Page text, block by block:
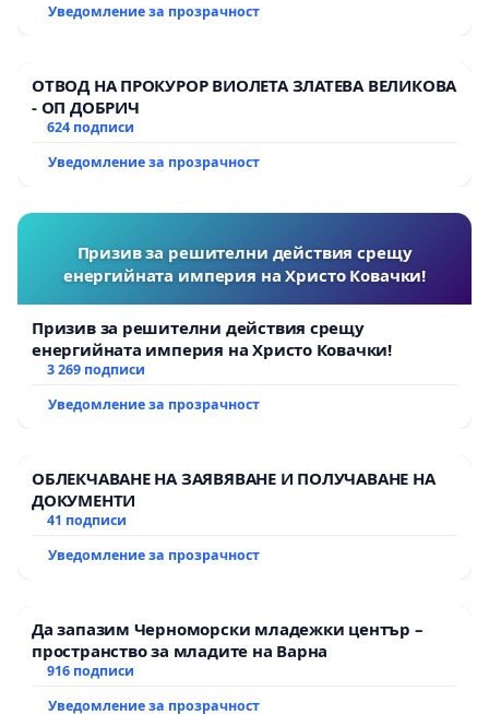
Уведомление за прозрачност
ОТВОД НА ПРОКУРОР ВИОЛЕТА ЗЛАТЕВА ВЕЛИКОВА
- ОП ДОБРИЧ
624 подписи
Уведомление за прозрачност
Призив за решителни действия срещу
енергийната империя на Христо Ковачки!
Призив за решителни действия срещу
енергийната империя на Христо Ковачки!
3 269 подписи
Уведомление за прозрачност
ОБЛЕКЧАВАНЕ НА ЗАЯВЯВАНЕ И ПОЛУЧАВАНЕ НА
ДОКУМЕНТИ
41 подписи
Уведомление за прозрачност
Да запазим Черноморски младежки център –
пространство за младите на Варна
916 подписи
Уведомление за прозрачност